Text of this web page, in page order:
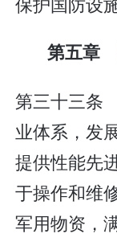
第五章
第三十三条
业体系，发
提供性能先
于操作和维
军用物资，